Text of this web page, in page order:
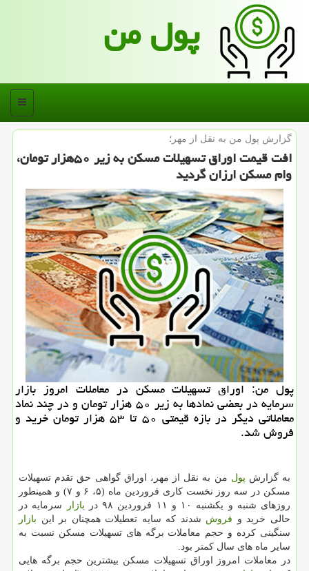
پول من
منو
گزارش پول من به نقل از مهر؛
افت قیمت اوراق تسهیلات مسكن به زیر ۵۰هزار تومان،
وام مسكن ارزان گردید
پول من: اوراق تسهیلات مسكن در معاملات امروز بازار
سرمایه در بعضی نمادها به زیر ۵۰ هزار تومان و در چند نماد
معاملاتی دیگر در بازه قیمتی ۵۰ تا ۵۳ هزار تومان خرید و
فروش شد.
به گزارش پول من به نقل از مهر، اوراق گواهی حق تقدم تسهیلات
مسكن در سه روز نخست كاری فروردین ماه (۵، ۶ و ۷) و همینطور
روزهای شنبه و یكشنبه ۱۰ و ۱۱ فروردین ۹۸ در
بازار
سرمایه در
حالی خرید و فروش شدند كه سایه تعطیلات همچنان بر این بازار
سنگینی كرده و حجم معاملات برگه های تسهیلات مسكن نسبت به
سایر ماه های سال كمتر بود.
در معاملات امروز اوراق تسهیلات مسكن بیشترین حجم برگه هایی